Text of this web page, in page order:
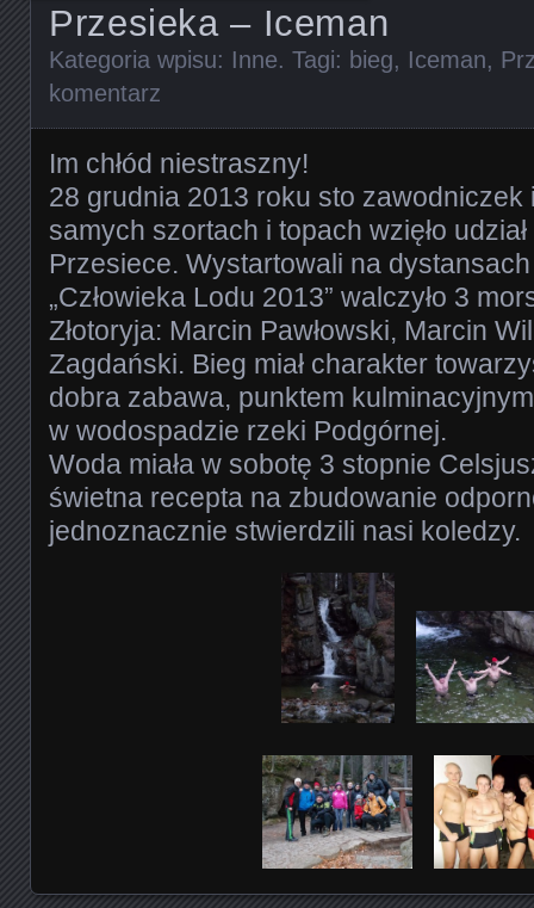
Przesieka – Iceman
Kategoria wpisu: Inne. Tagi: bieg, Iceman,
komentarz
Im chłód niestraszny!
28 grudnia 2013 roku sto zawodniczek
samych szortach i topach wzięło
Przesiece. Wystartowali na dystansach
„Człowieka Lodu 2013” walczyło 3
Złotoryja: Marcin Pawłowski, Marcin
Zagdański. Bieg miał charakter
dobra zabawa, punktem
w wodospadzie rzeki Podgórnej.
Woda miała w sobotę 3 stopnie
świetna recepta na zbudowanie
jednoznacznie stwierdzili nasi koledzy.